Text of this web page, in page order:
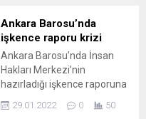
törenine İzmir Valisi Yavuz
Selim Köşker mesajla
katılırken,Pandora Car Hire
Yönetim Kurulu Başkanı...
Ankara Barosu’nda
işkence raporu krizi
Ankara Barosu’nda İnsan
Hakları Merkezi’nin
hazırladığı işkence raporuna
yönetimi raporu
29.01.2022 0 50